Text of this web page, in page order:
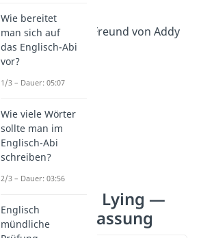
Mordopfer
Jake Riordan:
Freund von Addy
One of Us Is Lying —
Zusammenfassung
Wie bereitet
man sich auf
das Englisch-Abi
vor?
1/3 – Dauer: 05:07
Wie viele Wörter
sollte man im
Englisch-Abi
schreiben?
2/3 – Dauer: 03:56
Englisch
mündliche